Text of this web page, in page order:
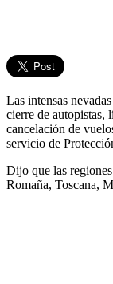
Las intensas
cierre de autopistas,
cancelación de
servicio de
Dijo que las
Romaña, Toscana,